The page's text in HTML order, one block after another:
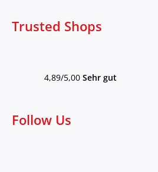
Trusted Shops
4,89/5,00 Sehr gut
Follow Us